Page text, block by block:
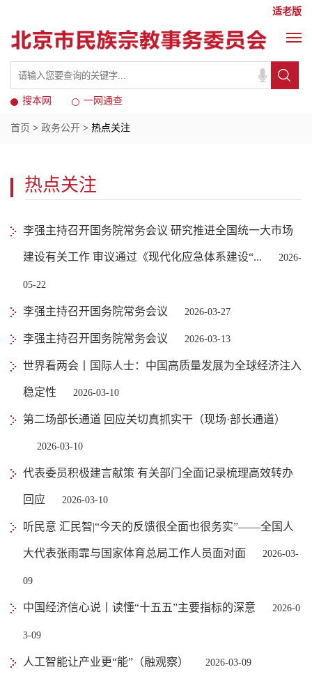
适老版
搜本网 一网通查
首页 > 政务公开 > 热点关注
热点关注
李强主持召开国务院常务会议 研究推进全国统一大市场
建设有关工作 审议通过《现代化应急体系建设“... 2026-
05-22
李强主持召开国务院常务会议 2026-03-27
李强主持召开国务院常务会议 2026-03-13
世界看两会丨国际人士：中国高质量发展为全球经济注入
稳定性 2026-03-10
第二场部长通道 回应关切真抓实干（现场·部长通道）
2026-03-10
代表委员积极建言献策 有关部门全面记录梳理高效转办
回应 2026-03-10
听民意 汇民智|“今天的反馈很全面也很务实”——全国人
大代表张雨霏与国家体育总局工作人员面对面 2026-03-
09
中国经济信心说丨读懂“十五五”主要指标的深意 2026-0
3-09
人工智能让产业更“能”（融观察） 2026-03-09